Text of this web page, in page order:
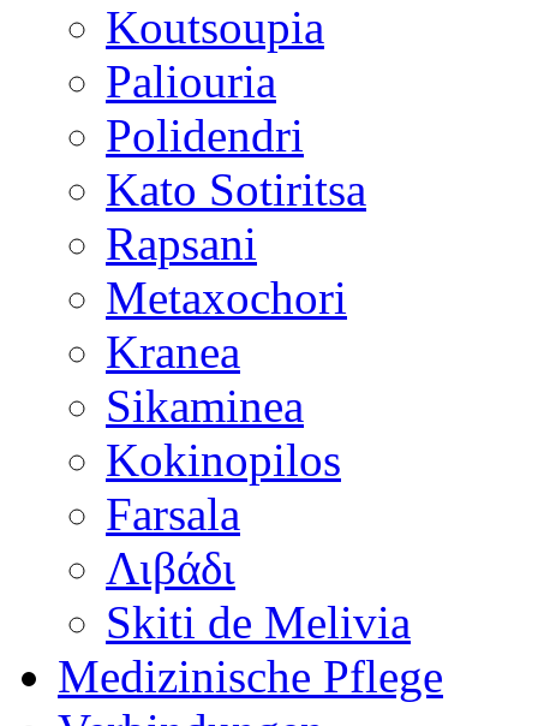
Koutsoupia
Paliouria
Polidendri
Kato Sotiritsa
Rapsani
Metaxochori
Kranea
Sikaminea
Kokinopilos
Farsala
Λιβάδι
Skiti de Melivia
Medizinische Pflege